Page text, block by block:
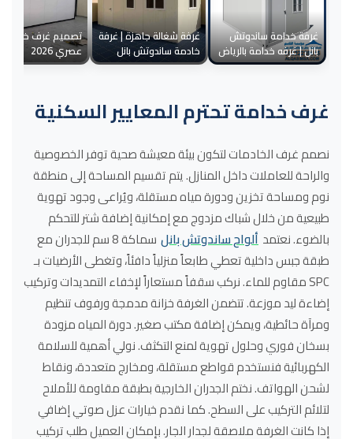
غرفة خدامة ساندوتش
بانل | غرفه خدامة بالرياض
غرفة شغالة جاهزة | غرفة
خادمة ساندوتش بانل
تصميم غرف خدامة
عصري 2026
غرف خدامة تحترم المعايير السكنية
نصمم غرف الخادمات لتكون بيئة معيشة صحية توفر الخصوصية
والراحة للعاملات داخل المنازل. يتم تقسيم المساحة إلى منطقة
نوم ومساحة تخزين ودورة مياه مستقلة، ويُراعى وجود تهوية
طبيعية من خلال شباك مزدوج مع إمكانية إضافة شتر للتحكم
بالضوء. نعتمد ألواح ساندوتش بانل
سماكة 8 سم للجدران مع
طبقة جبس داخلية تعطي طابعاً منزلياً دافئاً، وتغطى الأرضيات بـ
SPC مقاوم للماء. نركب سقفاً مستعاراً لإخفاء التمديدات وتركيب
إضاءة ليد موزعة. تتضمن الغرفة خزانة مدمجة ورفوف تنظيم
ومرآة حائطية، ويمكن إضافة مكتب صغير. دورة المياه مزودة
بسخان فوري وحلول تهوية لمنع التكثف. نولي أهمية للسلامة
الكهربائية فنستخدم قواطع مستقلة، ومخارج متعددة، ونقاط
لشحن الهواتف. نختم الجدران الخارجية بطبقة مقاومة للأملاح
لتلائم التركيب على السطح. كما نقدم خيارات عزل صوتي إضافي
إذا كانت الغرفة ملاصقة لجدار الجار. بإمكان العميل طلب تركيب